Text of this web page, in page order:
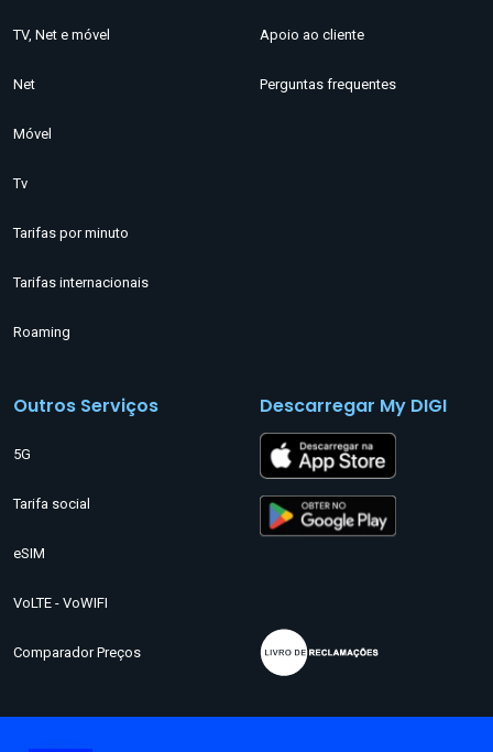
TV, Net e móvel
Net
Móvel
Tv
Tarifas por minuto
Tarifas internacionais
Roaming
Apoio ao cliente
Perguntas frequentes
Outros Serviços
5G
Tarifa social
eSIM
VoLTE - VoWIFI
Comparador Preços
Descarregar My DIGI